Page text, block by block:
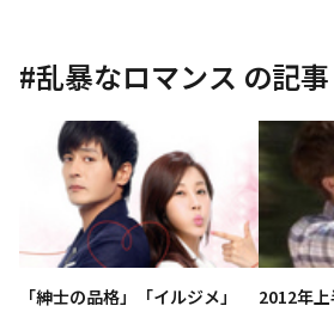
#乱暴なロマンス の記事
「紳士の品格」「イルジメ」
2012年